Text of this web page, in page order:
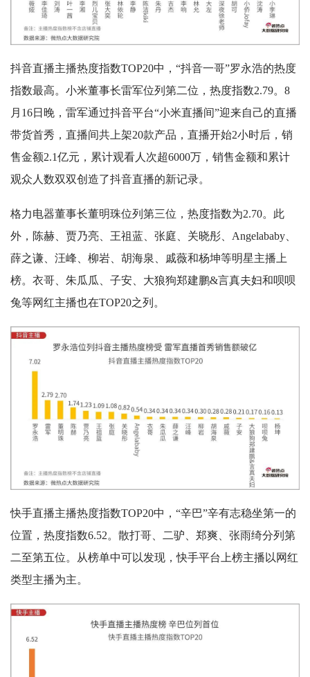
抖音直播主播热度指数TOP20中，“抖音一哥”罗永浩的热度
指数最高。小米董事长雷军位列第二位，热度指数2.79。8
月16日晚，雷军通过抖音平台“小米直播间”迎来自己的直播
带货首秀，直播间共上架20款产品，直播开始2小时后，销
售金额2.1亿元，累计观看人次超6000万，销售金额和累计
观众人数双双创造了抖音直播的新记录。
格力电器董事长董明珠位列第三位，热度指数为2.70。此
外，陈赫、贾乃亮、王祖蓝、张庭、关晓彤、Angelababy、
薛之谦、汪峰、柳岩、胡海泉、戚薇和杨坤等明星主播上
榜。衣哥、朱瓜瓜、子安、大狼狗郑建鹏&言真夫妇和呗呗
兔等网红主播也在TOP20之列。
快手直播主播热度指数TOP20中，“辛巴”辛有志稳坐第一的
位置，热度指数6.52。散打哥、二驴、郑爽、张雨绮分列第
二至第五位。从榜单中可以发现，快手平台上榜主播以网红
类型主播为主。